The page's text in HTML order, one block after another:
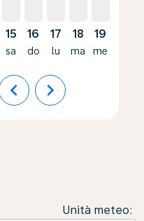
15
sa
16
do
17
lu
18
ma
19
me
chevron_left chevron_right
Unità meteo: